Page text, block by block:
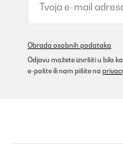
Ich bin begeistert
Prevedi
Hatte zuerst
Obrada osobnih podataka
Odjavu možete izvršiti u bilo
e-pošte ili nam pišite na